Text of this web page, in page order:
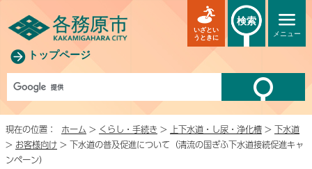
トップページ
メニュー
いざとい
うときに
検索
現在の位置： ホーム > くらし・手続き > 上下水道・し尿・浄化槽 > 下水道
> お客様向け > 下水道の普及促進について（清流の国ぎふ下水道接続促進キャ
ンペーン）